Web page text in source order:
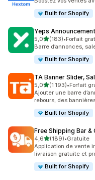
Built for Shopify
Yeps
5,0étoile(s) sur 5
(183)
183 avis au total
•Forfait
Barre d’annonces,
Built for Shopify
TA Banner Slider,
5,0étoile(s) sur 5
(1 193)
1193 avis au total
•Forfait
Ajouter une barre
rebours, des
Built for Shopify
Free Shipping Bar &
4,6étoile(s) sur 5
(189)
189 avis au total
•Gratuite
Application de vente
livraison gratuite et
Built for Shopify